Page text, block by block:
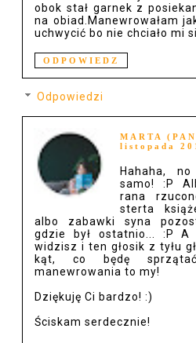
obok stał garnek z
na obiad.Manewrowałam
uchwycić bo nie chciało mi
ODPOWIEDZ
Odpowiedzi
MARTA
listopada
Hahaha,
samo! :P
rana
sterta
albo zabawki syna
gdzie był ostatnio... :P
widzisz i ten głosik z tyłu
kąt, co będę
manewrowania to my!
Dziękuję Ci bardzo! :)
Ściskam serdecznie!